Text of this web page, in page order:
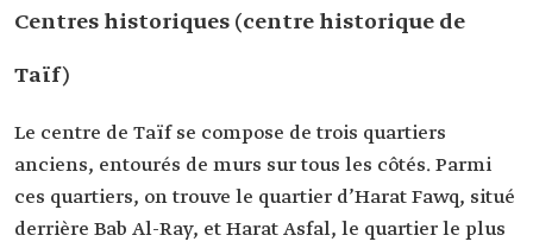
Centres historiques (centre historique de
Taïf)
Le centre de Taïf se compose de trois quartiers
anciens, entourés de murs sur tous les côtés. Parmi
ces quartiers, on trouve le quartier d’Harat Fawq, situé
derrière Bab Al-Ray, et Harat Asfal, le quartier le plus